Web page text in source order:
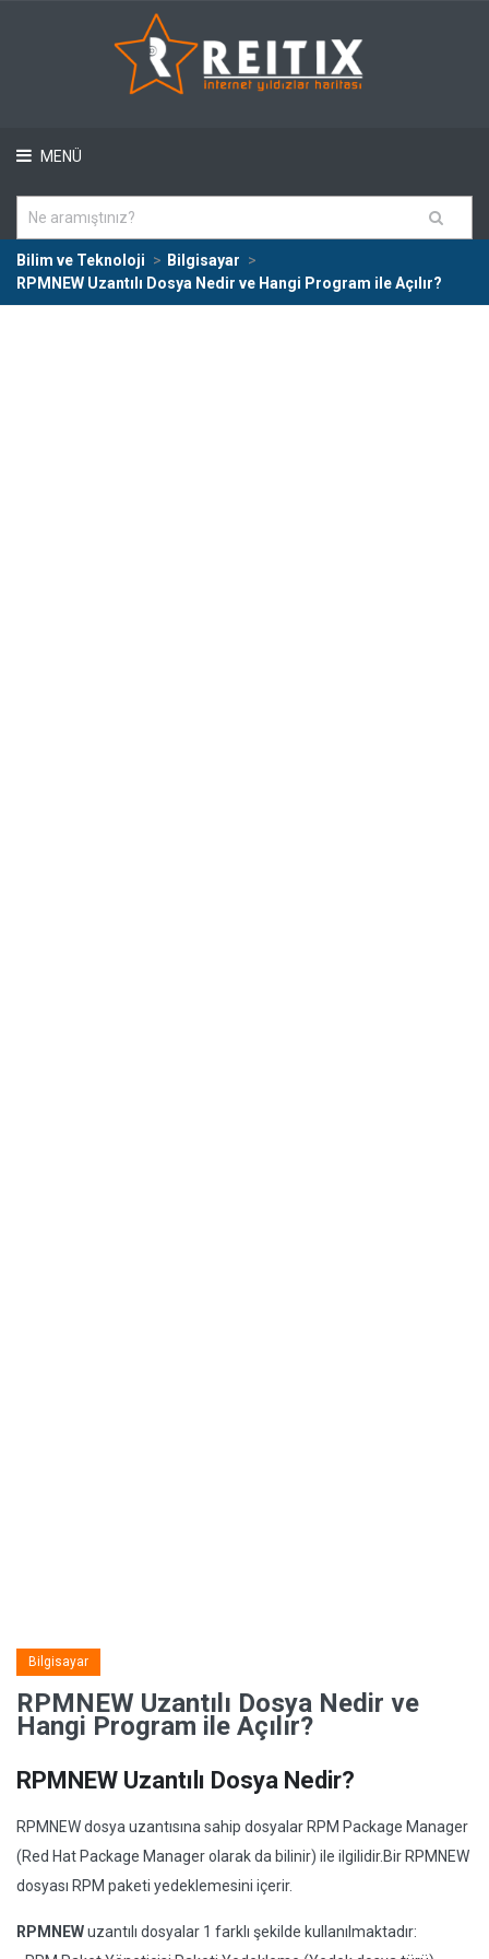
MENÜ
Bilim ve Teknoloji
Bilgisayar
RPMNEW Uzantılı Dosya Nedir ve Hangi Program ile Açılır?
Bilgisayar
RPMNEW Uzantılı Dosya Nedir ve
Hangi Program ile Açılır?
RPMNEW Uzantılı Dosya Nedir?
RPMNEW dosya uzantısına sahip dosyalar RPM Package Manager
(Red Hat Package Manager olarak da bilinir) ile ilgilidir.Bir RPMNEW
dosyası RPM paketi yedeklemesini içerir.
RPMNEWuzantılı dosyalar 1 farklı şekilde kullanılmaktadır: